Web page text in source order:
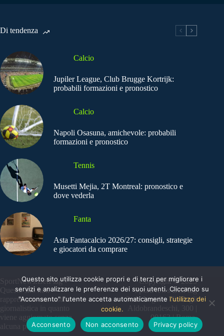
Di tendenza
Calcio
Jupiler League, Club Brugge Kortrijk:
probabili formazioni e pronostico
Calcio
Napoli Osasuna, amichevole: probabili
formazioni e pronostico
Tennis
Musetti Mejia, 2T Montreal: pronostico e
dove vederla
Fanta
Asta Fantacalcio 2026/27: consigli, strategie
e giocatori da comprare
SportNews.BetFlag -
Questo sito non
rappresenta una testata
giornalistica in quanto
viene aggiornato senza
alcuna periodicità
Copyright © 2025
SportNews BetFlag
Sede Legale: Via degli
Aldobrandeschi, 300 |
00163 | Roma
Questo sito utilizza cookie propri e di terzi per migliorare i
servizi e analizzare le preferenze dei suoi utenti. Cliccando su
"Acconsento" l'utente accetta automaticamente l'utilizzo dei
cookie.
Acconsento
Non acconsento Privacy policy